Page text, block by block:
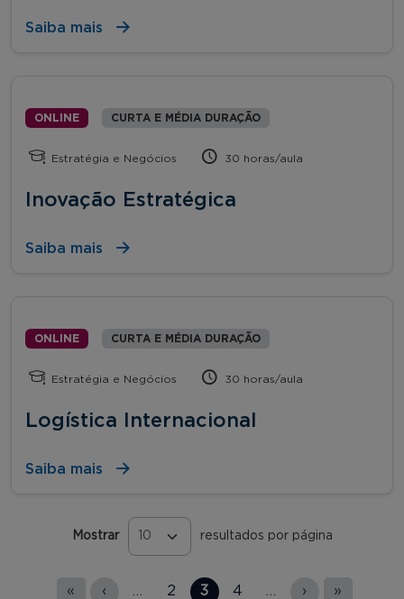
Saiba mais
ONLINE CURTA E MÉDIA DURAÇÃO
Estratégia e Negócios 30 horas/aula
Inovação Estratégica
Saiba mais
ONLINE CURTA E MÉDIA DURAÇÃO
Estratégia e Negócios 30 horas/aula
Logística Internacional
Saiba mais
Mostrar resultados por página
« ‹ 2 3 4 › »